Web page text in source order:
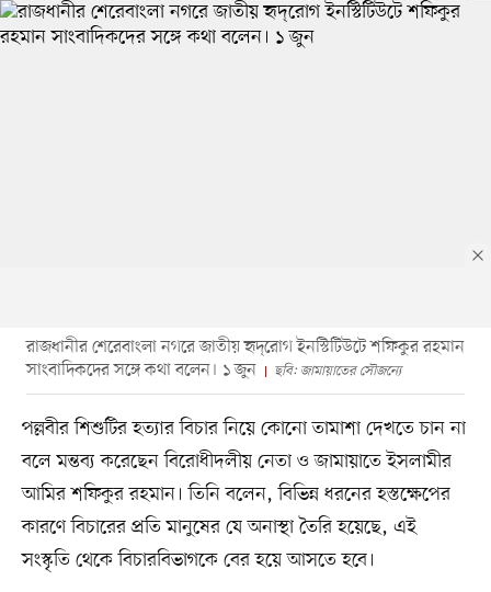
রাজধানীর শেরেবাংলা নগরে জাতীয় হৃদ্‌রোগ ইনস্টিটিউটে শফিকুর রহমান
সাংবাদিকদের সঙ্গে কথা বলেন। ১ জুন
ছবি: জামায়াতের সৌজন্যে
পল্লবীর শিশুটির হত্যার বিচার নিয়ে কোনো তামাশা দেখতে চান না
বলে মন্তব্য করেছেন বিরোধীদলীয় নেতা ও জামায়াতে ইসলামীর
আমির শফিকুর রহমান। তিনি বলেন, বিভিন্ন ধরনের হস্তক্ষেপের
কারণে বিচারের প্রতি মানুষের যে অনাস্থা তৈরি হয়েছে, এই
সংস্কৃতি থেকে বিচারবিভাগকে বের হয়ে আসতে হবে।